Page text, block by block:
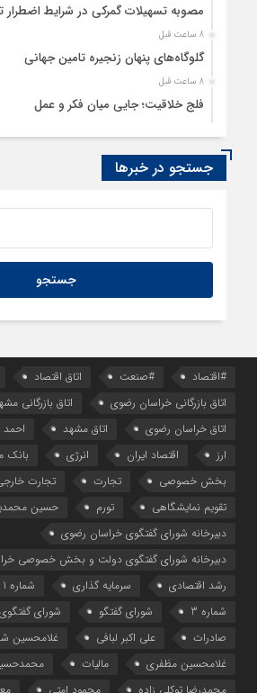
مصوبه تسهیلات گمرکی در شرایط اضطرار
8 ساعت قبل
گلوگاه‌های پنهان زنجیره تامین جهانی
8 ساعت قبل
فلج خلاقیت؛ جایی میان فکر و عمل
رسانه، حلقه پیوند میدان اقتصاد و
9 ساعت قبل
جستجو در خبرها
#اقتصاد #صنعت اتاق اقتصاد
اتاق بازرگانی خراسان رضوی
اتاق بازرگانی
اتاق خراسان رضوی
اتاق مشهد
ارز
اقتصاد ایران انرژی
بانک
بخش خصوصی
تجارت تجارت
تقویم نمایشگاهی
تورم
حسین
دبیرخانه شورای گفتگوی خراسان رضوی
دبیرخانه شورای گفتگوی دولت و بخش خصوصی
رشد اقتصادی
سرمایه گذاری شماره 1
شماره 3
شورای گفتگو
شورای
صادرات
علی اکبر لبافی
غلامحسین
غلامحسین مظفری
مالیات